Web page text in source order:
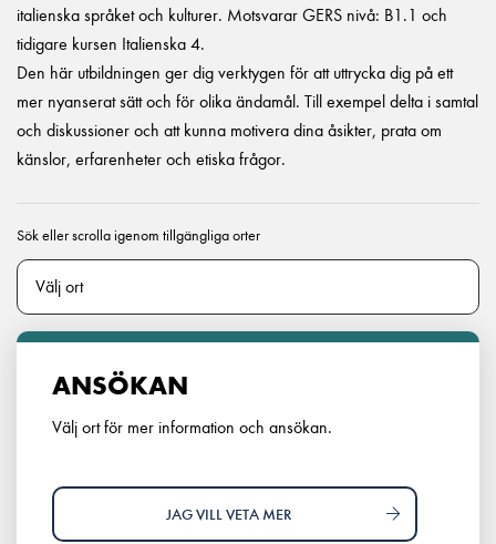
italienska språket och kulturer. Motsvarar GERS nivå: B1.1 och
tidigare kursen Italienska 4.
Den här utbildningen ger dig verktygen för att uttrycka dig på ett
mer nyanserat sätt och för olika ändamål. Till exempel delta i samtal
och diskussioner och att kunna motivera dina åsikter, prata om
känslor, erfarenheter och etiska frågor.
Sök eller scrolla igenom tillgängliga orter
ANSÖKAN
Välj ort för mer information och ansökan.
JAG VILL VETA MER